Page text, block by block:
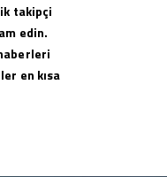
takipçi
edin.
en kısa